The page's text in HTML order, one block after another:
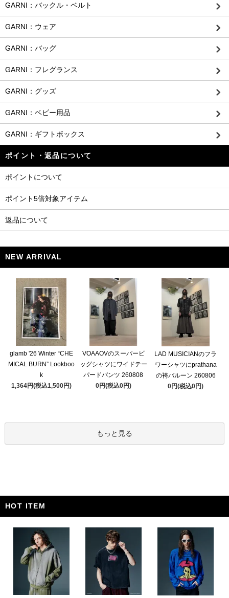
GARNI：バックル・ベルト
GARNI：ウェア
GARNI：バッグ
GARNI：フレグランス
GARNI：グッズ
GARNI：ベビー用品
GARNI：ギフトボックス
ポイント・返品について
ポイントについて
ポイント5倍対象アイテム
返品について
NEW ARRIVAL
glamb '26 Winter “CHE
MICAL BURN” Lookboo
k
1,364円(税込1,500円)
VOAAOVのスーパービ
ッグシャツにワイドテー
パードパンツ 260808
0円(税込0円)
LAD MUSICIANのフラ
ワーシャツにprathana
の袴バルーン 260806
0円(税込0円)
もっと見る
HOT ITEM